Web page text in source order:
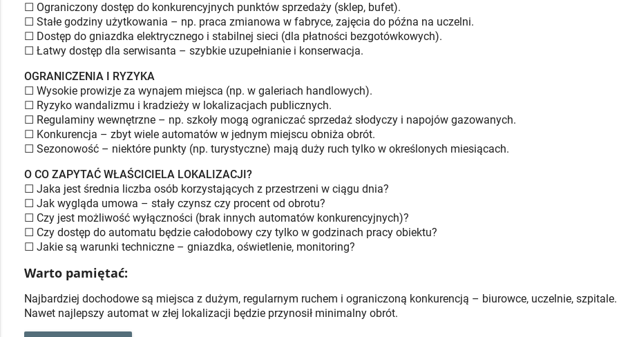
☐ Ograniczony dostęp do konkurencyjnych punktów sprzedaży (sklep, bufet).
☐ Stałe godziny użytkowania – np. praca zmianowa w fabryce, zajęcia do późna na uczelni.
☐ Dostęp do gniazdka elektrycznego i stabilnej sieci (dla płatności bezgotówkowych).
☐ Łatwy dostęp dla serwisanta – szybkie uzupełnianie i konserwacja.
OGRANICZENIA I RYZYKA
☐ Wysokie prowizje za wynajem miejsca (np. w galeriach handlowych).
☐ Ryzyko wandalizmu i kradzieży w lokalizacjach publicznych.
☐ Regulaminy wewnętrzne – np. szkoły mogą ograniczać sprzedaż słodyczy i napojów gazowanych.
☐ Konkurencja – zbyt wiele automatów w jednym miejscu obniża obrót.
☐ Sezonowość – niektóre punkty (np. turystyczne) mają duży ruch tylko w określonych miesiącach.
O CO ZAPYTAĆ WŁAŚCICIELA LOKALIZACJI?
☐ Jaka jest średnia liczba osób korzystających z przestrzeni w ciągu dnia?
☐ Jak wygląda umowa – stały czynsz czy procent od obrotu?
☐ Czy jest możliwość wyłączności (brak innych automatów konkurencyjnych)?
☐ Czy dostęp do automatu będzie całodobowy czy tylko w godzinach pracy obiektu?
☐ Jakie są warunki techniczne – gniazdka, oświetlenie, monitoring?
Warto pamiętać:
Najbardziej dochodowe są miejsca z dużym, regularnym ruchem i ograniczoną konkurencją – biurowce, uczelnie, szpitale.
Nawet najlepszy automat w złej lokalizacji będzie przynosił minimalny obrót.